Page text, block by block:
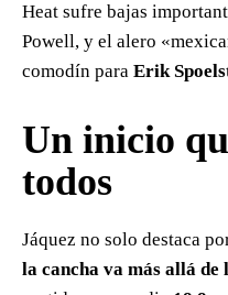
Heat sufre bajas
Powell, y el alero
comodín para Erik
Un inicio
todos
Jáquez no solo destaca
la cancha va más allá de